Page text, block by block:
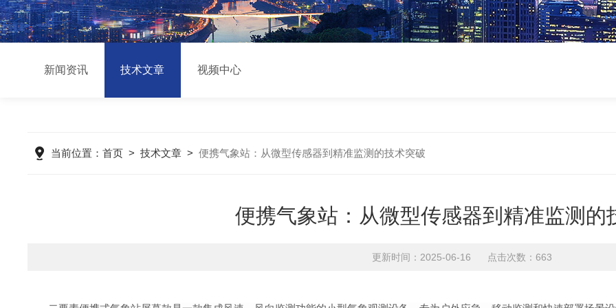
新闻资讯 技术文章 视频中心
当前位置：首页 >技术文章 >便携气象站：从微型传感器到精准监测的技术突破
便携气象站：从微型传感器到精准监测的
更新时间：2025-06-16 点击次数：663